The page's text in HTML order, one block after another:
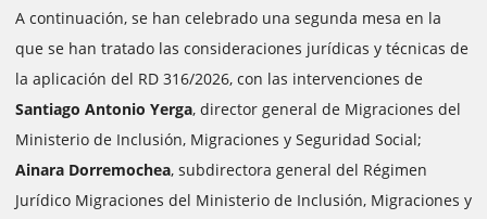
A continuación, se han celebrado una segunda mesa en la
que se han tratado las consideraciones jurídicas y técnicas de
la aplicación del RD 316/2026, con las intervenciones de
Santiago Antonio Yerga, director general de Migraciones del
Ministerio de Inclusión, Migraciones y Seguridad Social;
Ainara Dorremochea, subdirectora general del Régimen
Jurídico Migraciones del Ministerio de Inclusión, Migraciones y